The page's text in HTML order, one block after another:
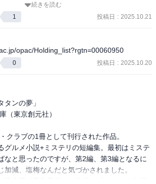
小さなミステリの話。
うな話でした。
味しそうでよかった。
ショーも食べて/飲んでみたいな。
続きを読む
1 投稿日 : 2025.10.21
opac/Holding_list?rgtn=00060950
0 投稿日 : 2025.10.20
ンの夢」
（東京創元社）
クラブの1冊として刊行された作品。
グルメ小説+ミステリの短編集。最初はミステ
なと思ったのですが、第2編、第3編となるに
加減、塩梅なんだと気づかされました。